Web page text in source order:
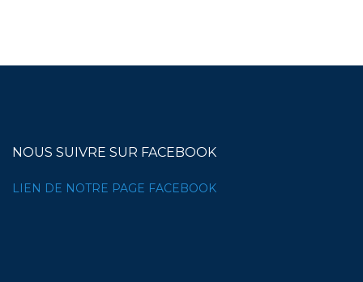
NOUS SUIVRE SUR FACEBOOK
LIEN DE NOTRE PAGE FACEBOOK